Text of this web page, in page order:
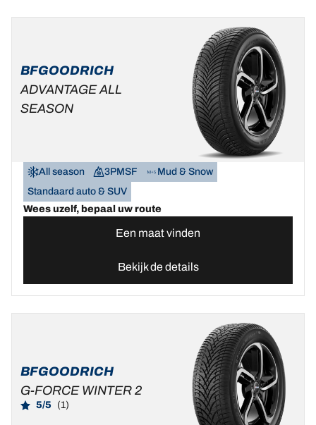
BFGOODRICH
ADVANTAGE ALL
SEASON
All season 3PMSF
Mud & Snow
Standaard auto & SUV
Wees uzelf, bepaal uw route
Een maat vinden
Bekijk de details
BFGOODRICH
G-FORCE WINTER 2
5/5 (1)